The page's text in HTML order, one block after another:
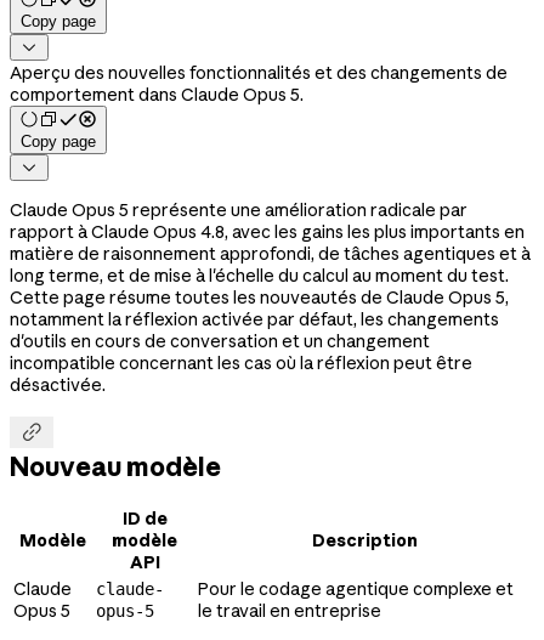
Copy page

Aperçu des nouvelles fonctionnalités et des changements de
comportement dans Claude Opus 5.
Copy page

Claude Opus 5 représente une amélioration radicale par
rapport à Claude Opus 4.8, avec les gains les plus importants en
matière de raisonnement approfondi, de tâches agentiques et à
long terme, et de mise à l'échelle du calcul au moment du test.
Cette page résume toutes les nouveautés de Claude Opus 5,
notamment la réflexion activée par défaut, les changements
d'outils en cours de conversation et un changement
incompatible concernant les cas où la réflexion peut être
désactivée.

Nouveau modèle
Modèle
ID de
modèle
API
Description
Claude
Opus 5
claude-
opus-5
Pour le codage agentique complexe et
le travail en entreprise